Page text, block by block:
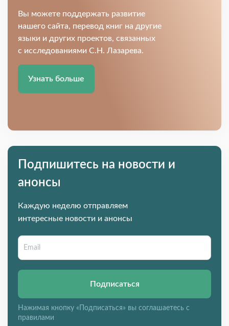
Вы можете поддержать развитие
нашего сайта, перевод книг на другие
языки и других проектов, связанных
с исследованиями С.Н. Лазарева.
Узнать больше
Подпишитесь на новости и
анонсы
Каждую неделю отправляем
интересные новости и анонсы
Подписаться
Нажимая кнопку «Подписаться» вы соглашаетесь с
правилами